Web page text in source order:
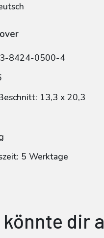
8424-0500-4
13,3 x 20,3
5 Werktage
könnte dir